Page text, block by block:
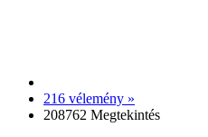
216 vélemény »
208762 Megtekintés